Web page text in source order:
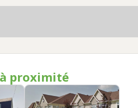
proximité